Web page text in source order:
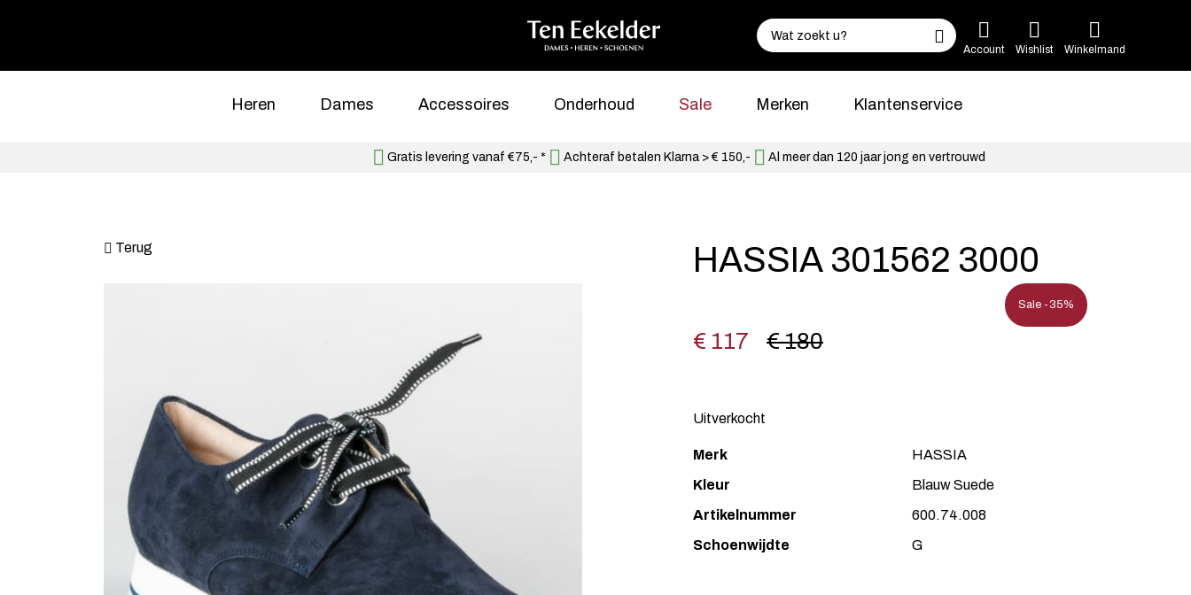
Account Wishlist Winkelmand
Heren Dames Accessoires Onderhoud Sale Merken Klantenservice
Gratis levering vanaf €75,- * Achteraf betalen Klarna > € 150,- Al meer dan 120 jaar jong en vertrouwd
Terug HASSIA 301562 3000
Sale -35%
€ 180
€ 117
Uitverkocht
Merk
HASSIA
Kleur
Blauw Suede
Artikelnummer
600.74.008
Schoenwijdte
G